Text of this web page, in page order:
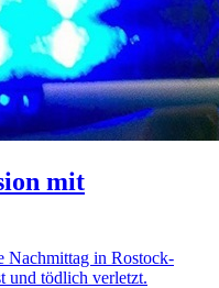
mit
Nachmittag in Rostock-
und tödlich verletzt.